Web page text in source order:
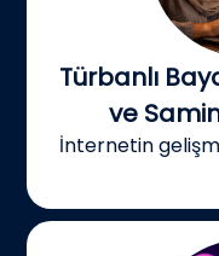
Türbanlı
ve
İnternetin